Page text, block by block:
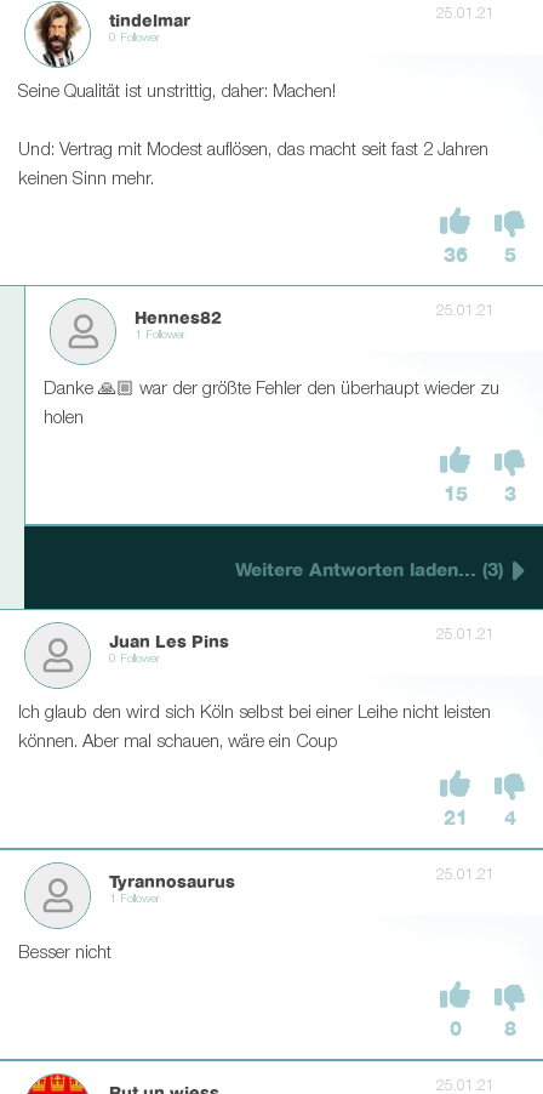
tindelmar
0 Follower
25.01.21
Seine Qualität ist unstrittig, daher: Machen!
Und: Vertrag mit Modest auflösen, das macht seit fast 2 Jahren
keinen Sinn mehr.
36 5
Hennes82
1 Follower
25.01.21
Danke 🙏🏼 war der größte Fehler den überhaupt wieder zu
holen
15 3
Weitere Antworten laden... (3)
Juan Les Pins
0 Follower
25.01.21
Ich glaub den wird sich Köln selbst bei einer Leihe nicht leisten
können. Aber mal schauen, wäre ein Coup
21 4
Tyrannosaurus
1 Follower
25.01.21
Besser nicht
0 8
25.01.21